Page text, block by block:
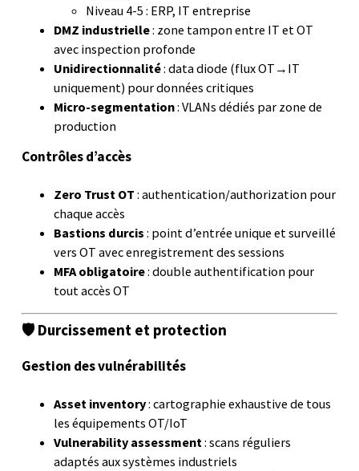
Niveau 4-5 : ERP, IT entreprise
DMZ industrielle: zone tampon entre IT et OT
avec inspection profonde
Unidirectionnalité: data diode (flux OT→IT
uniquement) pour données critiques
Micro-segmentation: VLANs dédiés par zone de
production
Contrôles d’accès
Zero Trust OT : authentication/authorization pour
chaque accès
Bastions durcis : point d’entrée unique et surveillé
vers OT avec enregistrement des sessions
MFA obligatoire: double authentification pour
tout accès OT
🛡️ Durcissement et protection
Gestion des vulnérabilités
Asset inventory: cartographie exhaustive de tous
les équipements OT/IoT
Vulnerability assessment : scans réguliers
adaptés aux systèmes industriels